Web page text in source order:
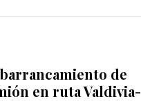
de
en ruta Valdivia-